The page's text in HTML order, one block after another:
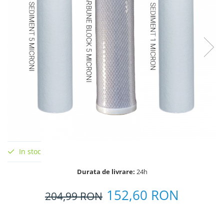
In stoc
Durata de livrare: 24h
204,99RON 152,60 RON